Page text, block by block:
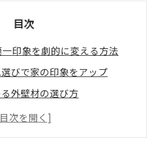
目次
印象を劇的に変える方法
びで家の印象をアップ
外壁材の選び方
防水性と断熱性の向上
塗装の実施ステップ